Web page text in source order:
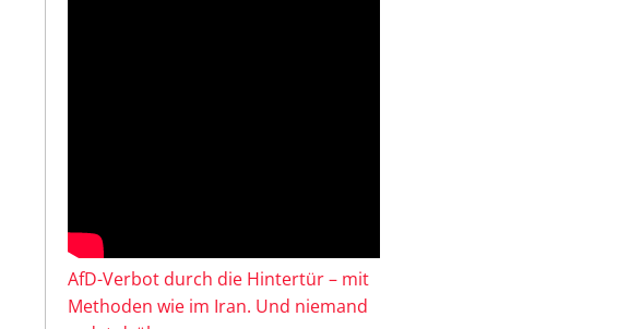
AfD-Verbot durch die Hintertür – mit
Methoden wie im Iran. Und niemand